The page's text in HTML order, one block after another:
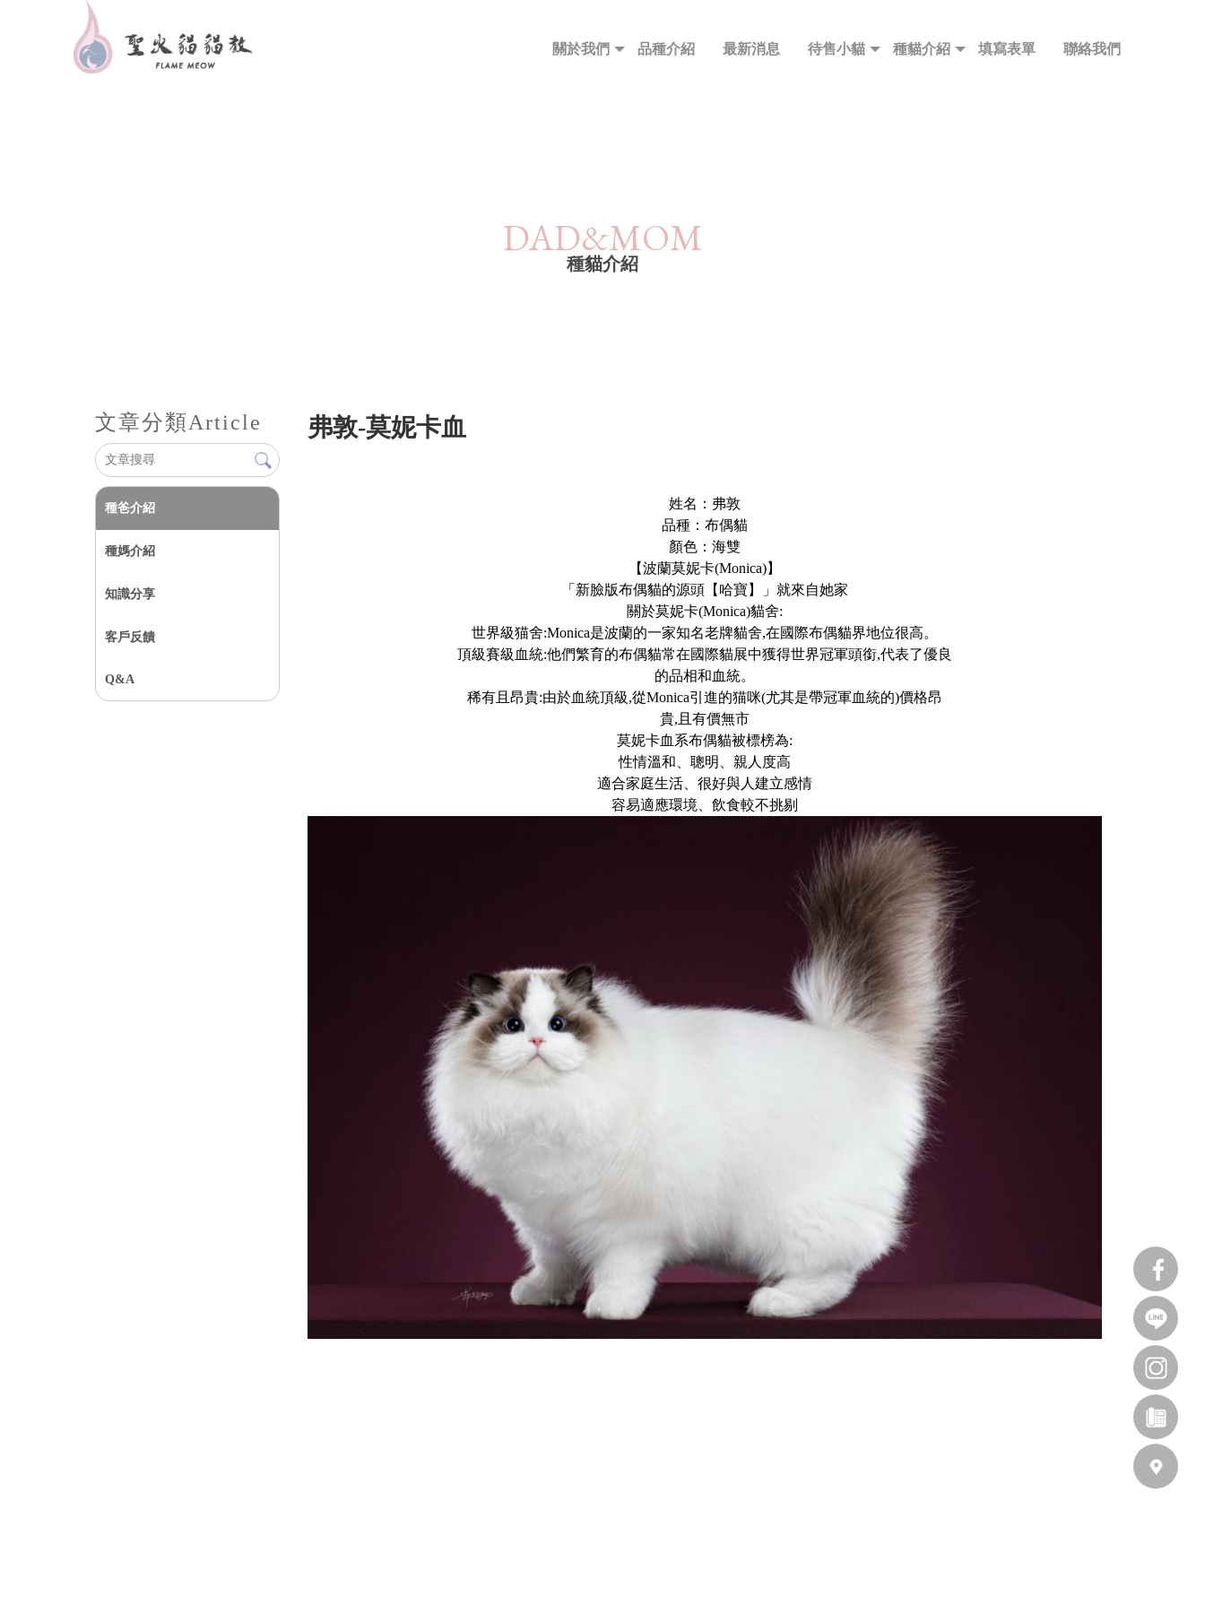
關於我們 品種介紹 最新消息 待售小貓 種貓介紹 填寫表單 聯絡我們
種貓介紹
文章分類Article
種爸介紹
種媽介紹
知識分享
客戶反饋
Q&A
弗敦-莫妮卡血
姓名：弗敦
品種：布偶貓
顏色：海雙
【波蘭莫妮卡(Monica)】
「新臉版布偶貓的源頭【哈寶】」就來自她家
關於莫妮卡(Monica)貓舍:
世界級猫舍:Monica是波蘭的一家知名老牌貓舍,在國際布偶貓界地位很高。
頂級賽級血統:他們繁育的布偶貓常在國際貓展中獲得世界冠軍頭銜,代表了優良
的品相和血統。
稀有且昂貴:由於血統頂級,從Monica引進的猫咪(尤其是帶冠軍血統的)價格昂
貴,且有價無市
莫妮卡血系布偶貓被標榜為:
性情溫和、聰明、親人度高
適合家庭生活、很好與人建立感情
容易適應環境、飲食較不挑剔